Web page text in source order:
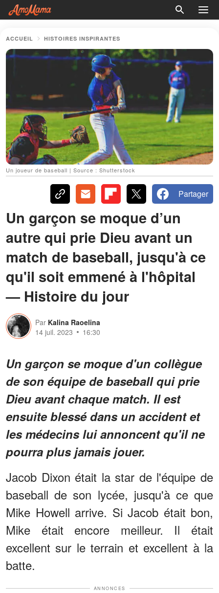
ACCUEIL HISTOIRES INSPIRANTES
Un joueur de baseball | Source : Shutterstock
Partager
Un garçon se moque d’un
autre qui prie Dieu avant un
match de baseball, jusqu'à ce
qu'il soit emmené à l'hôpital
— Histoire du jour
Par Kalina Raoelina
14 juil. 2023
16:30
Un garçon se moque d'un collègue
de son équipe de baseball qui prie
Dieu avant chaque match. Il est
ensuite blessé dans un accident et
les médecins lui annoncent qu'il ne
pourra plus jamais jouer.
Jacob Dixon était la star de l'équipe de
baseball de son lycée, jusqu'à ce que
Mike Howell arrive. Si Jacob était bon,
Mike était encore meilleur. Il était
excellent sur le terrain et excellent à la
batte.
ANNONCES